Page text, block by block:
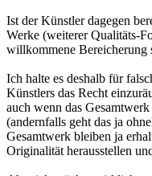
Ist der Künstler dagegen
Werke (weiterer Qualitäts-
willkommene Bereicherung
Ich halte es deshalb für
Künstlers das Recht
auch wenn das
(andernfalls geht das ja
Gesamtwerk bleiben ja
Originalität herausstellen